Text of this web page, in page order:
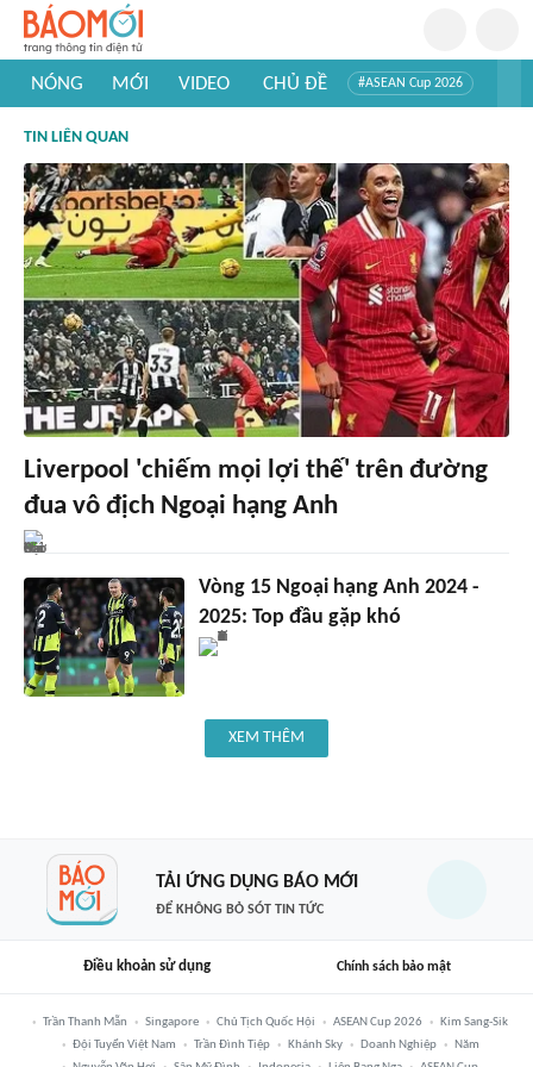
NÓNG MỚI VIDEO CHỦ ĐỀ #ASEAN Cup 2026
#Khám phá thế giới
TIN LIÊN QUAN
Liverpool 'chiếm mọi lợi thế' trên đường
đua vô địch Ngoại hạng Anh
Vòng 15 Ngoại hạng Anh 2024 -
2025: Top đầu gặp khó
XEM THÊM
TẢI ỨNG DỤNG BÁO MỚI
ĐỂ KHÔNG BỎ SÓT TIN TỨC
Điều khoản sử dụng Chính sách bảo mật
Trần Thanh Mẫn Singapore Chủ Tịch Quốc Hội ASEAN Cup 2026
Kim Sang-Sik
Đội Tuyển Việt Nam
Trần Đình Tiệp Khánh Sky Doanh Nghiệp
Năm